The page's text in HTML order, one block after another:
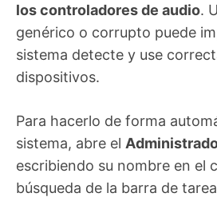
los controladores de audio.
genérico o corrupto puede
sistema detecte y use
dispositivos.
Para hacerlo de forma
sistema, abre el
escribiendo su nombre en el
búsqueda de la barra de